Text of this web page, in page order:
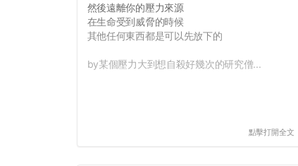
然後遠離你的壓力來源
在生命受到威脅的時候
其他任何東西都是可以先放下的
by某個壓力大到想自殺好幾次的研究僧...
點擊打開全文